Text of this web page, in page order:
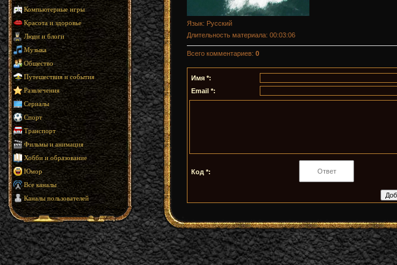
Компьютерные игры
Красота и здоровье
Люди и блоги
Музыка
Общество
Путешествия и события
Развлечения
Сериалы
Спорт
Транспорт
Фильмы и анимация
Хобби и образование
Юмор
Все каналы
Каналы пользователей
Язык: Русский
Длительность материала: 00:03:06
Всего комментариев: 0
Имя *:
Email *:
Код *: